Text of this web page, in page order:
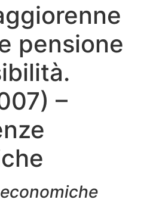
pensione
–